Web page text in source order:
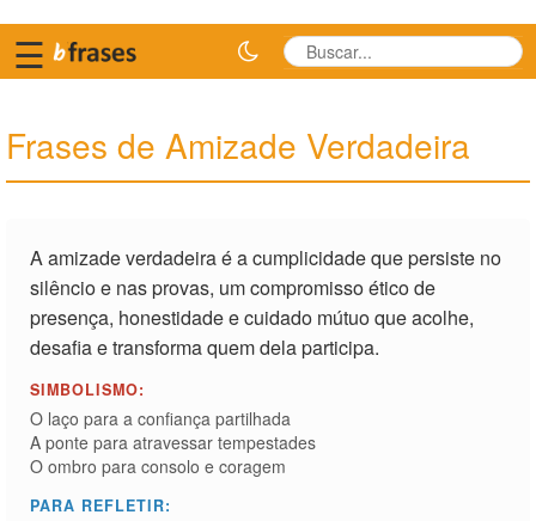
☰
Frases de Amizade Verdadeira
A amizade verdadeira é a cumplicidade que persiste no
silêncio e nas provas, um compromisso ético de
presença, honestidade e cuidado mútuo que acolhe,
desafia e transforma quem dela participa.
SIMBOLISMO:
O laço para a confiança partilhada
A ponte para atravessar tempestades
O ombro para consolo e coragem
PARA REFLETIR: